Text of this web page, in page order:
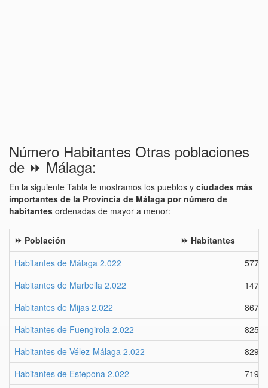
Número Habitantes Otras poblaciones
de ⏩ Málaga:
En la siguiente Tabla le mostramos los pueblos y ciudades más
importantes de la Provincia de Málaga por número de
habitantes ordenadas de mayor a menor:
⏩ Población
⏩ Habitantes
Habitantes de Málaga 2.022
Habitantes de Marbella 2.022
Habitantes de Mijas 2.022
86744
Habitantes de Fuengirola 2.022
82585
Habitantes de Vélez-Málaga 2.022
82967
Habitantes de Estepona 2.022
71925